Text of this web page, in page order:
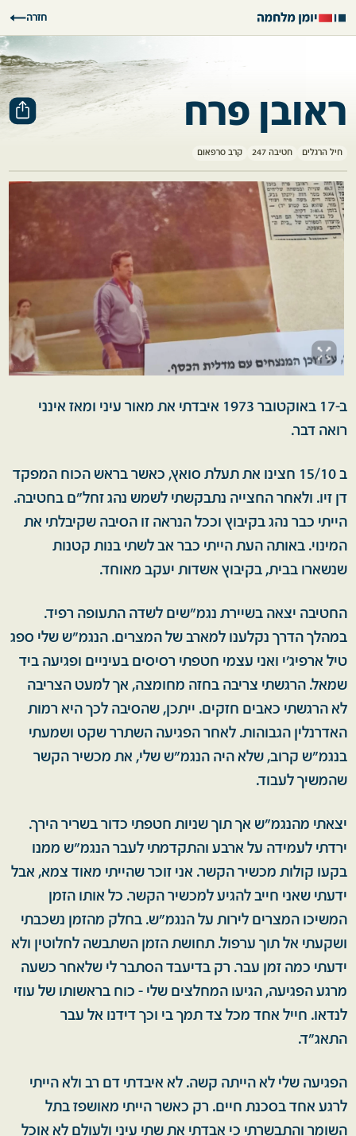
חזרה
ראובן פרח
חיל הרגלים חטיבה 247 קרב סרפאום
ב-17 באוקטובר 1973 איבדתי את מאור עיני ומאז אינני
רואה דבר.
ב 15/10 חצינו את תעלת סואץ, כאשר בראש הכוח המפקד
דן זיו. ולאחר החצייה נתבקשתי לשמש נהג זחל"ם בחטיבה.
הייתי כבר נהג בקיבוץ וככל הנראה זו הסיבה שקיבלתי את
המינוי. באותה העת הייתי כבר אב לשתי בנות קטנות
שנשארו בבית, בקיבוץ אשדות יעקב מאוחד.
החטיבה יצאה בשיירת נגמ״שים לשדה התעופה רפיד.
במהלך הדרך נקלענו למארב של המצרים. הנגמ״ש שלי ספג
טיל ארפיג׳י ואני עצמי חטפתי רסיסים בעיניים ופגיעה ביד
שמאל. הרגשתי צריבה בחזה מחומצה, אך למעט הצריבה
לא הרגשתי כאבים חזקים. ייתכן, שהסיבה לכך היא רמות
האדרנלין הגבוהות. לאחר הפגיעה השתרר שקט ושמעתי
בנגמ״ש קרוב, שלא היה הנגמ״ש שלי, את מכשיר הקשר
שהמשיך לעבוד.
יצאתי מהנגמ״ש אך תוך שניות חטפתי כדור בשריר הירך.
ירדתי לעמידה על ארבע והתקדמתי לעבר הנגמ״ש ממנו
בקעו קולות מכשיר הקשר. אני זוכר שהייתי מאוד צמא, אבל
ידעתי שאני חייב להגיע למכשיר הקשר. כל אותו הזמן
המשיכו המצרים לירות על הנגמ״ש. בחלק מהזמן נשכבתי
ושקעתי אל תוך ערפול. תחושת הזמן השתבשה לחלוטין ולא
ידעתי כמה זמן עבר. רק בדיעבד הסתבר לי שלאחר כשעה
מרגע הפגיעה, הגיעו המחלצים שלי - כוח בראשותו של עוזי
לנדאו. חייל אחד מכל צד תמך בי וכך דידנו אל עבר
התאג״ד.
הפגיעה שלי לא הייתה קשה. לא איבדתי דם רב ולא הייתי
לרגע אחד בסכנת חיים. רק כאשר הייתי מאושפז בתל
השומר והתבשרתי כי אבדתי את שתי עיני ולעולם לא אוכל